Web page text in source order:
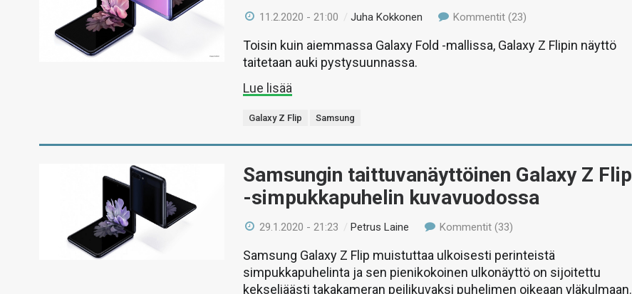
11.2.2020 - 21:00 /Juha Kokkonen Kommentit (23)
Toisin kuin aiemmassa Galaxy Fold -mallissa, Galaxy Z Flipin näyttö
taitetaan auki pystysuunnassa.
Lue lisää
Galaxy Z Flip Samsung
Samsungin taittuvanäyttöinen Galaxy Z Flip
-simpukkapuhelin kuvavuodossa
29.1.2020 - 21:23 /Petrus Laine Kommentit (33)
Samsung Galaxy Z Flip muistuttaa ulkoisesti perinteistä
simpukkapuhelinta ja sen pienikokoinen ulkonäyttö on sijoitettu
kekseliäästi takakameran peilikuvaksi puhelimen oikeaan yläkulmaan.